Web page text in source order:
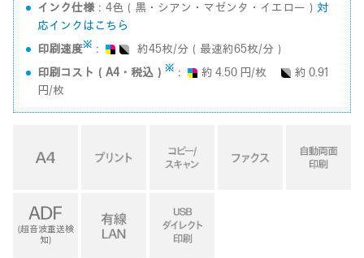
インク仕様 ：4色（黒・シアン・マゼンタ・イエロー） 対
応インクはこちら
印刷速度※ ：
約45枚/分（最速約65枚/分）
印刷コスト（A4・税込） ※ ： 約 4.50 円/枚
約 0.91
円/枚
(超音波重送検
知)